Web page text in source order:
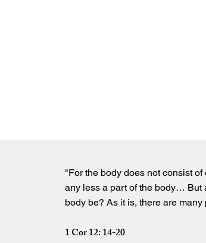
"For the body does not consist
any less a part of the body… But
body be? As it is, there are many
1 Cor 12: 14-20